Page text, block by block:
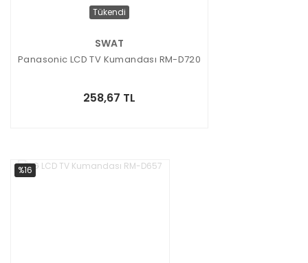
Tükendi
SWAT
Panasonic LCD TV Kumandası RM-D720
258,67 TL
%16